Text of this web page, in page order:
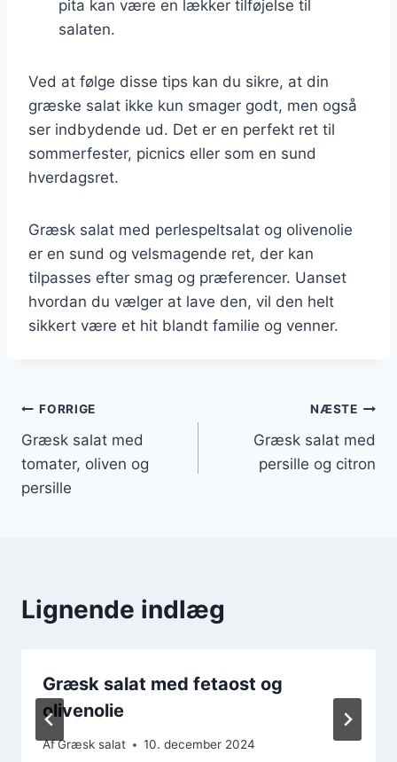
pita kan være en lækker tilføjelse til
salaten.
Ved at følge disse tips kan du sikre, at din
græske salat ikke kun smager godt, men også
ser indbydende ud. Det er en perfekt ret til
sommerfester, picnics eller som en sund
hverdagsret.
Græsk salat med perlespeltsalat og olivenolie
er en sund og velsmagende ret, der kan
tilpasses efter smag og præferencer. Uanset
hvordan du vælger at lave den, vil den helt
sikkert være et hit blandt familie og venner.
Indlægsnavigation
FORRIGE
Græsk salat med
tomater, oliven og
persille
NÆSTE
Græsk salat med
persille og citron
Lignende indlæg
Græsk salat med fetaost og
olivenolie
AfGræsk salat 10. december 2024